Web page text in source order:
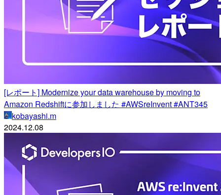
[レポート] Modernize your data warehouse by moving to
Amazon Redshiftに参加しました #AWSreInvent #ANT345
kobayashi.m
2024.12.08